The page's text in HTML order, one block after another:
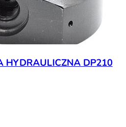
HYDRAULICZNA DP210